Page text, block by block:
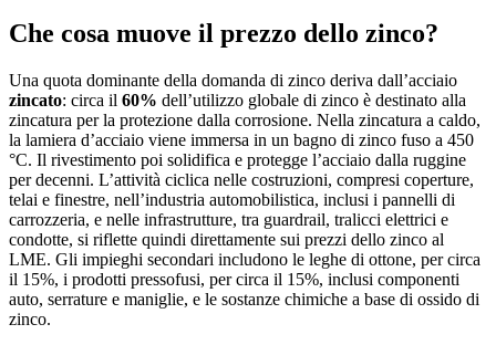
Che cosa muove il prezzo dello zinco?
Una quota dominante della domanda di zinco deriva dall’acciaio
zincato: circa il 60% dell’utilizzo globale di zinco è destinato alla
zincatura per la protezione dalla corrosione. Nella zincatura a caldo,
la lamiera d’acciaio viene immersa in un bagno di zinco fuso a 450
°C. Il rivestimento poi solidifica e protegge l’acciaio dalla ruggine
per decenni. L’attività ciclica nelle costruzioni, compresi coperture,
telai e finestre, nell’industria automobilistica, inclusi i pannelli di
carrozzeria, e nelle infrastrutture, tra guardrail, tralicci elettrici e
condotte, si riflette quindi direttamente sui prezzi dello zinco al
LME. Gli impieghi secondari includono le leghe di ottone, per circa
il 15%, i prodotti pressofusi, per circa il 15%, inclusi componenti
auto, serrature e maniglie, e le sostanze chimiche a base di ossido di
zinco.